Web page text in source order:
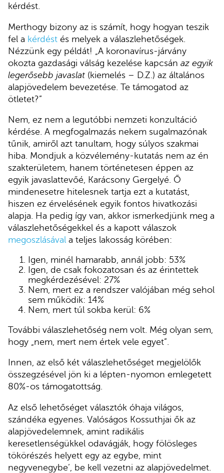
kérdést.
Merthogy bizony az is számít, hogy hogyan teszik
fel a kérdést és melyek a válaszlehetőségek.
Nézzünk egy példát! „A koronavírus-járvány
okozta gazdasági válság kezelése kapcsán az egyik
legerősebb javaslat (kiemelés – D.Z.) az általános
alapjövedelem bevezetése. Te támogatod az
ötletet?”
Nem, ez nem a legutóbbi nemzeti konzultáció
kérdése. A megfogalmazás nekem sugalmazónak
tűnik, amiről azt tanultam, hogy súlyos szakmai
hiba. Mondjuk a közvélemény-kutatás nem az én
szakterületem, hanem történetesen éppen az
egyik javaslattevőé, Karácsony Gergelyé. Ő
mindenesetre hitelesnek tartja ezt a kutatást,
hiszen ez érvelésének egyik fontos hivatkozási
alapja. Ha pedig így van, akkor ismerkedjünk meg a
válaszlehetőségekkel és a kapott válaszok
megoszlásával a teljes lakosság körében:
Igen, minél hamarabb, annál jobb: 53%
Igen, de csak fokozatosan és az érintettek
megkérdezésével: 27%
Nem, mert ez a rendszer valójában még sehol
sem működik: 14%
Nem, mert túl sokba kerül: 6%
További válaszlehetőség nem volt. Még olyan sem,
hogy „nem, mert nem értek vele egyet”.
Innen, az első két válaszlehetőséget megjelölők
összegzésével jön ki a lépten-nyomon emlegetett
80%-os támogatottság.
Az első lehetőséget választók óhaja világos,
szándéka egyenes. Valóságos Kossuthjai ők az
alapjövedelemnek, amint radikális
keresetlenségükkel odavágják, hogy fölösleges
tökörészés helyett egy az egybe, mint
negyvenegybe’, be kell vezetni az alapjövedelmet.